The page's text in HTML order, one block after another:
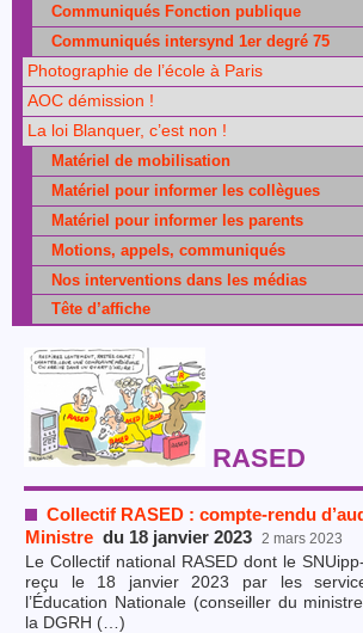
Communiqués Fonction publique
Communiqués intersynd 1er degré 75
Photographie de l’école à Paris
AOC démission !
La loi Blanquer, c’est non !
Matériel de mobilisation
Matériel pour informer les collègues
Matériel pour informer les parents
Motions, appels, communiqués
Nos interventions dans les médias
Tête d’affiche
RASED
Collectif RASED : compte-rendu
Ministre du 18 janvier 2023 2 mars 2023
Le Collectif national RASED dont le
reçu le 18 janvier 2023 par les
l’Éducation Nationale (conseiller du
la DGRH (…)